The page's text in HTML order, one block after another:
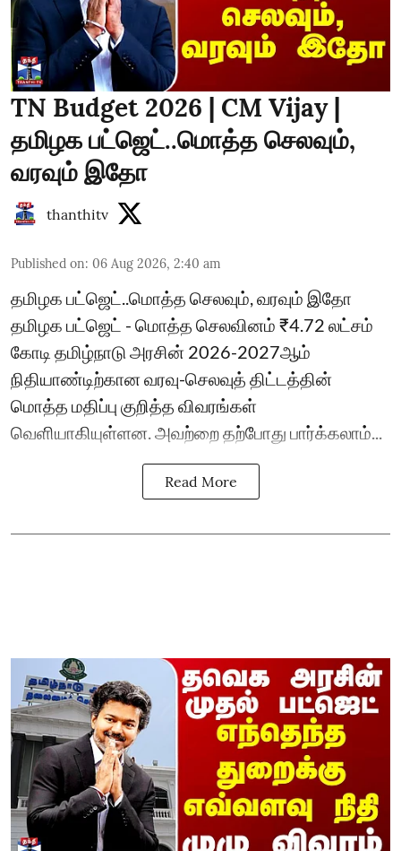
TN Budget 2026 | CM Vijay |
தமிழக பட்ஜெட்..மொத்த செலவும்,
வரவும் இதோ
thanthitv
Published on: 06 Aug 2026, 2:40 am
தமிழக பட்ஜெட்..மொத்த செலவும், வரவும் இதோ
தமிழக பட்ஜெட் - மொத்த செலவினம் ₹4.72 லட்சம்
கோடி தமிழ்நாடு அரசின் 2026-2027ஆம்
நிதியாண்டிற்கான வரவு-செலவுத் திட்டத்தின்
மொத்த மதிப்பு குறித்த விவரங்கள்
வெளியாகியுள்ளன. அவற்றை தற்போது பார்க்கலாம்...
Read More